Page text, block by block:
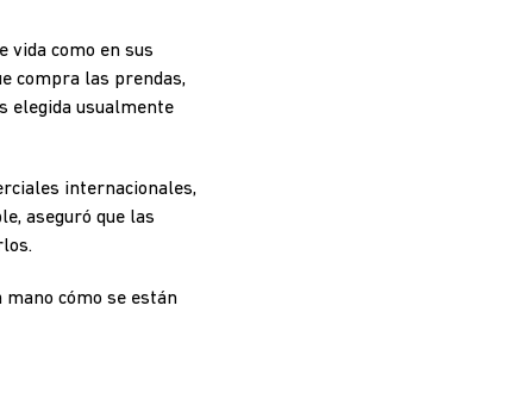
vida como en sus
compra las prendas,
elegida usualmente
internacionales,
aseguró que las
mano cómo se están